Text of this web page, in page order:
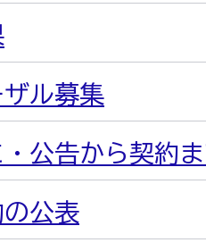
ル募集
公告から契約
公表